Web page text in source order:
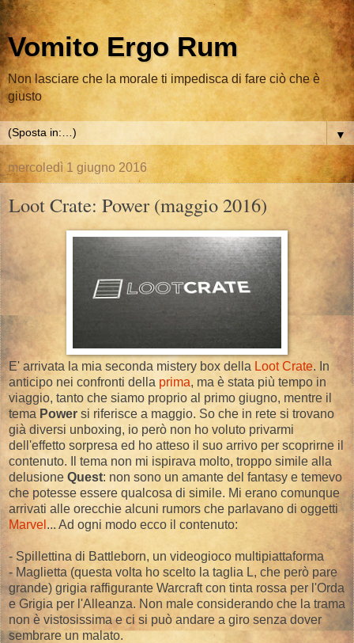
Vomito Ergo Rum
Non lasciare che la morale ti impedisca di fare ciò che è
giusto
▼
mercoledì 1 giugno 2016
Loot Crate: Power (maggio 2016)
E' arrivata la mia seconda mistery box della Loot Crate. In
anticipo nei confronti della prima, ma è stata più tempo in
viaggio, tanto che siamo proprio al primo giugno, mentre il
tema Power si riferisce a maggio. So che in rete si trovano
già diversi unboxing, io però non ho voluto privarmi
dell'effetto sorpresa ed ho atteso il suo arrivo per scoprirne il
contenuto. Il tema non mi ispirava molto, troppo simile alla
delusione Quest: non sono un amante del fantasy e temevo
che potesse essere qualcosa di simile. Mi erano comunque
arrivati alle orecchie alcuni rumors che parlavano di oggetti
Marvel ... Ad ogni modo ecco il contenuto:
- Spillettina di Battleborn, un videogioco multipiattaforma
- Maglietta (questa volta ho scelto la taglia L, che però pare
grande) grigia raffigurante Warcraft con tinta rossa per l'Orda
e Grigia per l'Alleanza. Non male considerando che la trama
non è vistosissima e ci si può andare a giro senza dover
sembrare un malato.